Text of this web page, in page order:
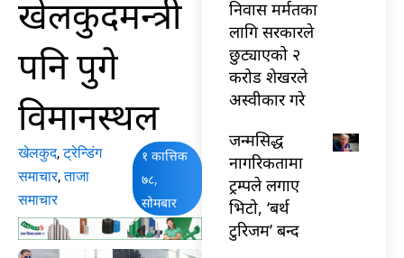
खेलकुदमन्त्री
पनि पुगे
विमानस्थल
खेलकुद,ट्रेन्डिंग
समाचार,ताजा
समाचार
१ कात्तिक
७८,
सोमबार
निवास मर्मतका
लागि सरकारले
छुट्याएको २
करोड शेखरले
अस्वीकार गरे
जन्मसिद्ध
नागरिकतामा
ट्रम्पले लगाए
भिटो, ‘बर्थ
टुरिजम’ बन्द